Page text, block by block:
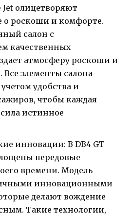
Jet олицетворяют
о роскоши и комфорте.
салон с
качественных
атмосферу роскоши и
элементы салона
удобства и
чтобы каждая
истинное
инновации: В DB4 GT
передовые
времени. Модель
инновационными
делают вождение
Такие технологии,